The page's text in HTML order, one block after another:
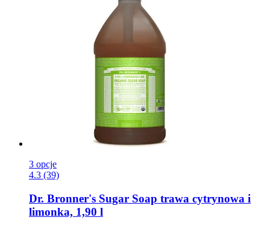
3 opcje
4.3 (39)
Dr. Bronner's Sugar Soap trawa cytrynowa i
limonka, 1,90 l